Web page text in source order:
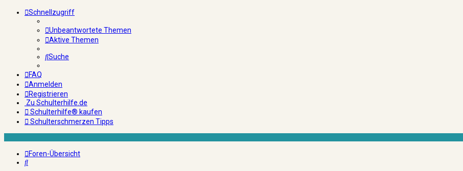
Schnellzugriff
Unbeantwortete Themen
Aktive Themen
Suche
FAQ
Anmelden
Registrieren
Zu Schulterhilfe.de
Schulterhilfe® kaufen
Schulterschmerzen Tipps
Foren-Übersicht
Suche